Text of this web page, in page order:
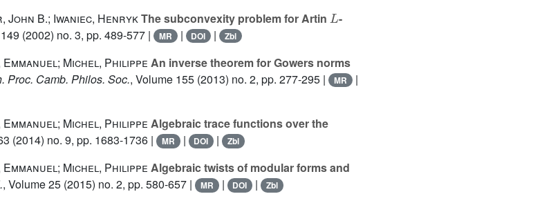
John B.; Iwaniec, HenrykThe subconvexity problem for Artin
-
(2002) no. 3, pp. 489-577 | MR | DOI | Zbl
Michel, Philippe An inverse theorem for Gowers norms
Proc. Camb. Philos. Soc., Volume 155 (2013) no. 2, pp. 277-295 | MR |
Michel, Philippe Algebraic trace functions over the
(2014) no. 9, pp. 1683-1736 | MR | DOI | Zbl
Michel, Philippe Algebraic twists of modular forms and
, Volume 25 (2015) no. 2, pp. 580-657 | MR | DOI | Zbl